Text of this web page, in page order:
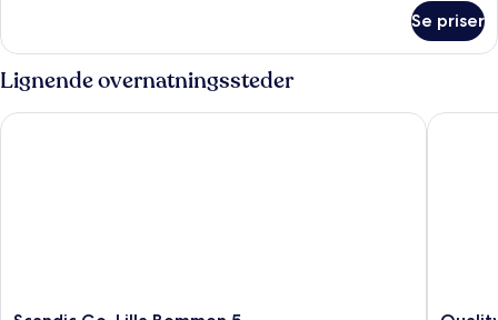
double
Se priser
Lignende overnatningssteder
Scandic Go, Lilla Bommen 5 Quality